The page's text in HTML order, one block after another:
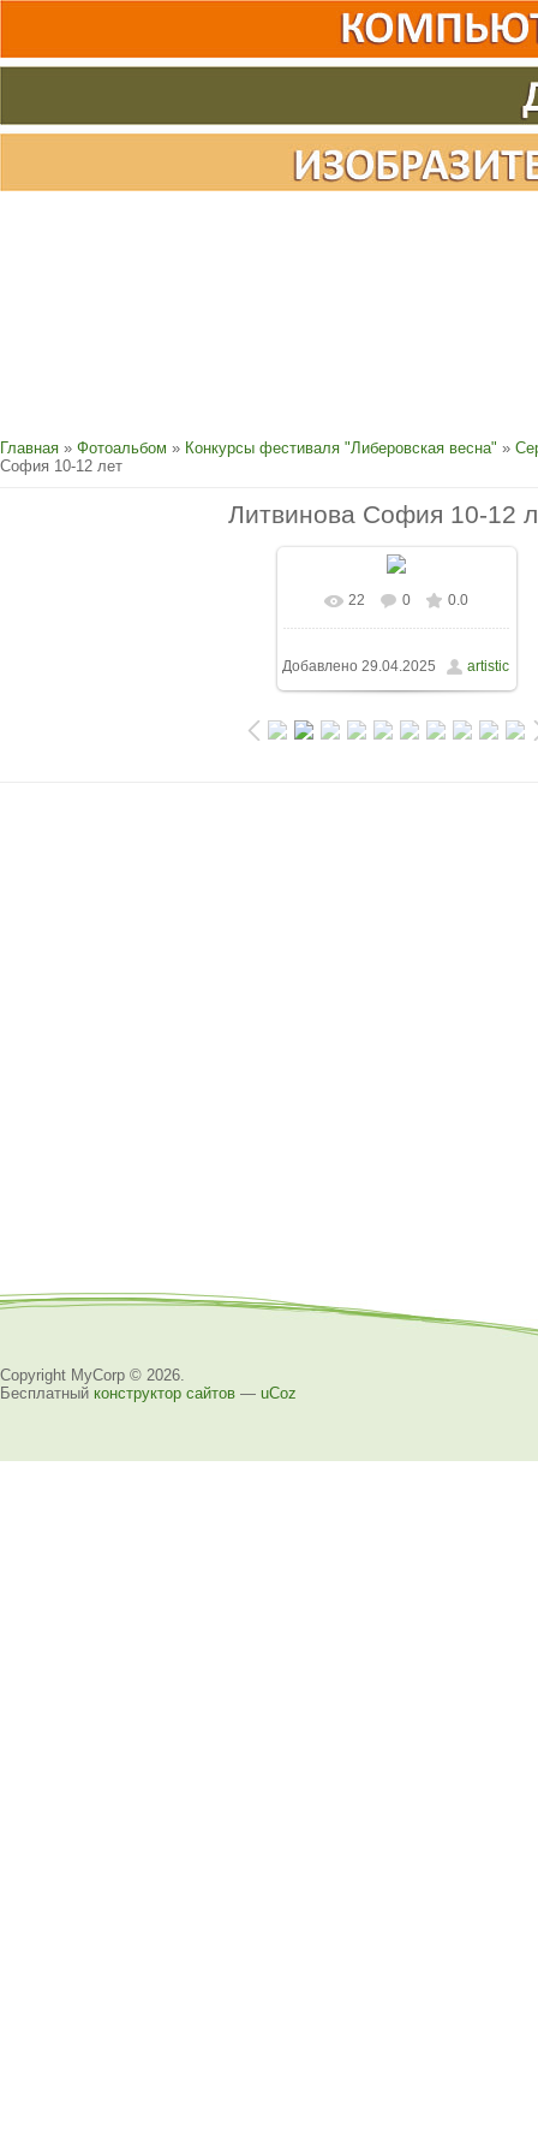
Главная » Фотоальбом » Конкурсы фестиваля "Либеровская весна" »
София 10-12 лет
Литвинова София 10-12
22 0 0.0
Добавлено 29.04.2025 artistic
Copyright MyCorp © 2026
Бесплатный конструктор сайтов — uCoz